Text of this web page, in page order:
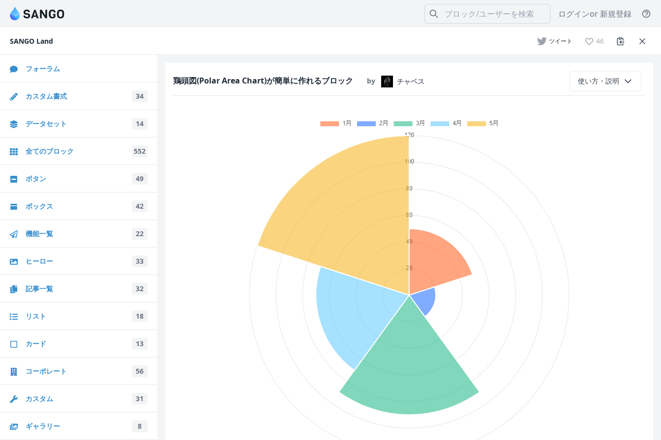
ログインor 新規登録
SANGO Land
フォーラム
カスタム書式 34
データセット 14
全てのブロック 552
ボタン 49
ボックス 42
機能一覧 22
ヒーロー 33
記事一覧 32
リスト 18
カード 13
コーポレート 56
カスタム 31
ギャラリー 8
ツイート 46
鶏頭図(Polar Area Chart)が簡単に作れるブロック by チャベス 使い方・説明